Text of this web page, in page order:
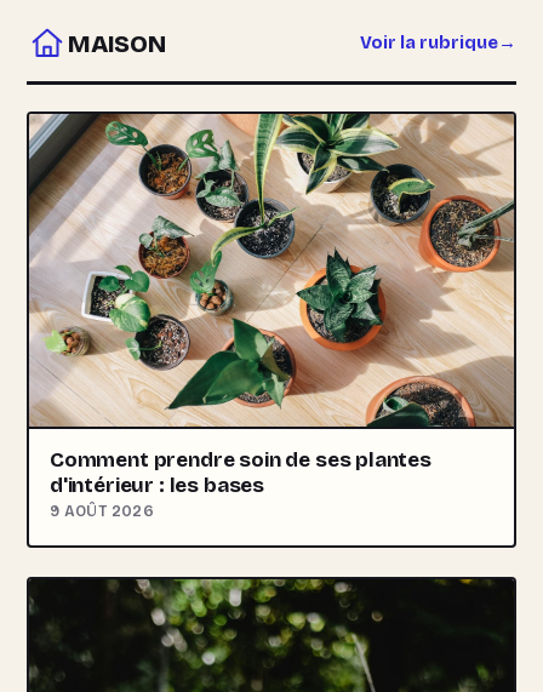
MAISON Voir la rubrique
Comment prendre soin de ses plantes
d'intérieur : les bases
9 AOÛT 2026